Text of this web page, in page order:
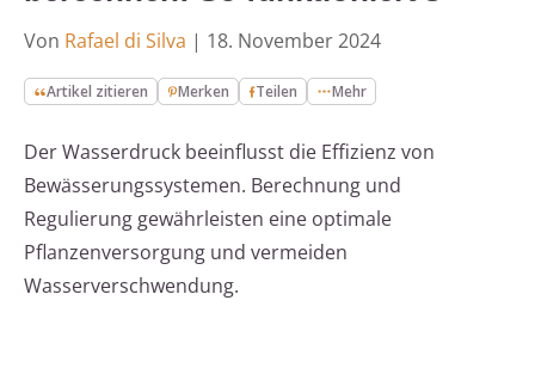
Von Rafael di Silva | 18. November 2024
Artikel zitieren Merken Teilen Mehr
Der Wasserdruck beeinflusst die Effizienz von
Bewässerungssystemen. Berechnung und
Regulierung gewährleisten eine optimale
Pflanzenversorgung und vermeiden
Wasserverschwendung.